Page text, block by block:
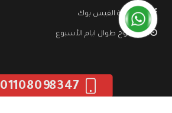
صفحة الفيس بوك
مفتوح طوال ايام الأسبوع
01108098347